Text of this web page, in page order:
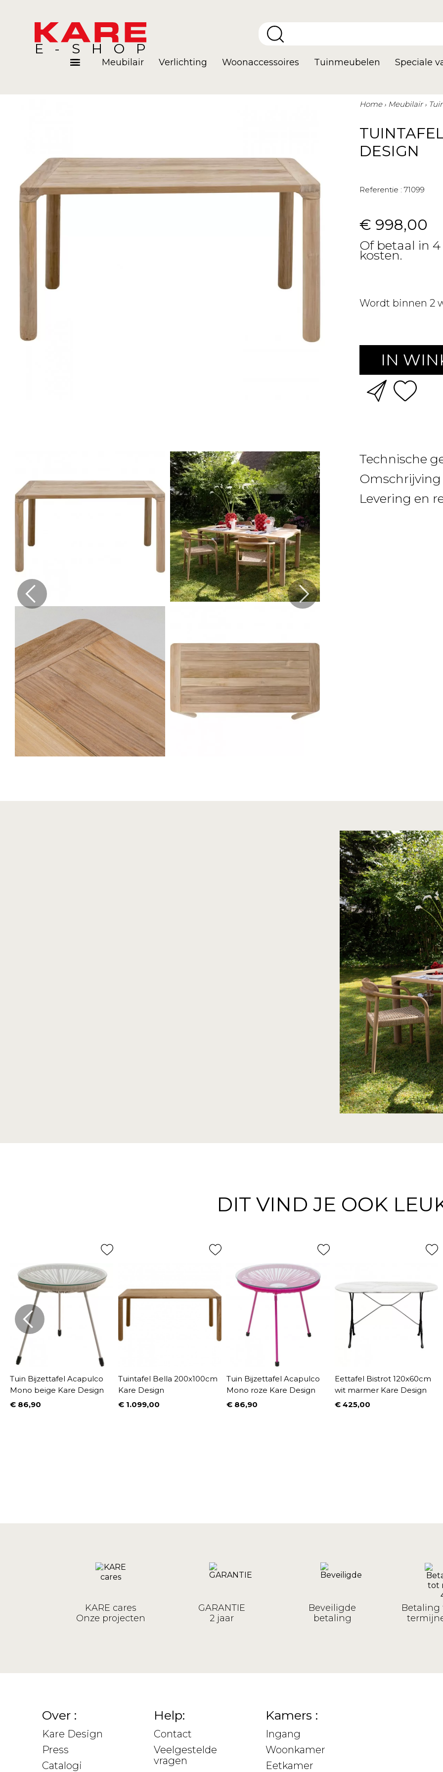
E-SHOP
Meubilair Verlichting Woonaccessoires Tuinmeubelen Speciale
Home Meubilair
DESIGN
Referentie : 71099
€ 998,00
Of betaal in
kosten.
Wordt binnen 2
IN
Technische
Omschrijving
Levering en
DIT VIND JE OOK
Tuin Bijzettafel Acapulco
Mono beige Kare Design
Prijs
€ 86,90
Tuintafel Bella 200x100cm
Kare Design
Prijs
€ 1.099,00
Tuin Bijzettafel Acapulco
Mono roze Kare Design
Prijs
€ 86,90
Eettafel Bistrot 120x60cm
wit marmer Kare Design
Prijs
€ 425,00
KARE cares
Onze projecten
GARANTIE
2 jaar
Beveiligde
betaling
Betaling
Over :
Kare Design
Press
Catalogi
Help:
Contact
Veelgestelde
vragen
Kamers :
Ingang
Woonkamer
Eetkamer